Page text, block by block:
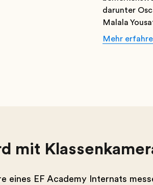
darunter
Malala
Mehr
mit
eines EF Academy Internats